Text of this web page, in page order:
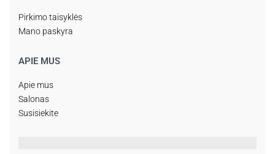
Pirkimo taisyklės
Mano paskyra
APIE MUS
Apie mus
Salonas
Susisiekite